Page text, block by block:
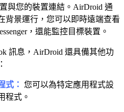
與您的裝置連結。AirDroid 通
背景運行，您可以即時遠端查看
，還能監控目標裝置。
訊息，AirDroid 還具備其他功
式： 您可以為特定應用程式設
程式。